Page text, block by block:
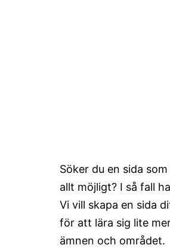
Söker du en sida
allt möjligt? I så fall
Vi vill skapa en sida
för att lära sig lite
ämnen och området.